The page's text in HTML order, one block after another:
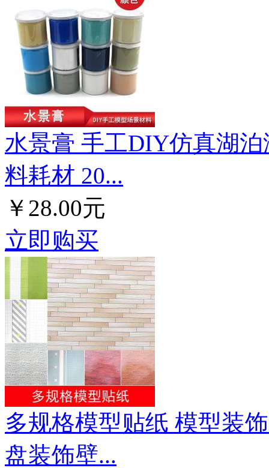
水景膏 手工DIY仿真湖
料耗材 20...
￥28.00元
立即购买
多规格模型贴纸 模型装
盘装饰壁...